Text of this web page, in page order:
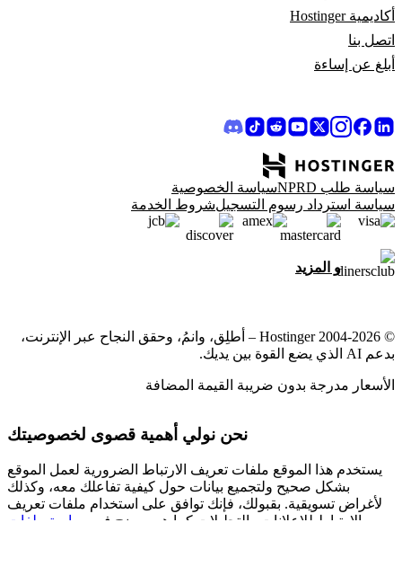
أكاديمية Hostinger
اتصل بنا
أبلغ عن إساءة
سياسة طلب NPRD
سياسة الخصوصية
سياسة استرداد رسوم التسجيلشروط الخدمة
و المزيد
© 2004-2026 Hostinger – أطلِق، وانمُ، وحقق النجاح عبر الإنترنت،
بدعم AI الذي يضع القوة بين يديك.
الأسعار مدرجة بدون ضريبة القيمة المضافة
نحن نولي أهمية قصوى لخصوصيتك
يستخدم هذا الموقع ملفات تعريف الارتباط الضرورية لعمل الموقع
بشكل صحيح ولتجميع بيانات حول كيفية تفاعلك معه، وكذلك
لأغراض تسويقية. بقبولك، فإنك توافق على استخدام ملفات تعريف
الارتباط للإعلانات والتحليلات كما هو موضح في
سياسة ملفات